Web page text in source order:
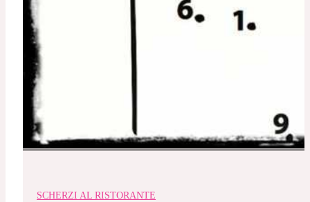
SCHERZI AL RISTORANTE